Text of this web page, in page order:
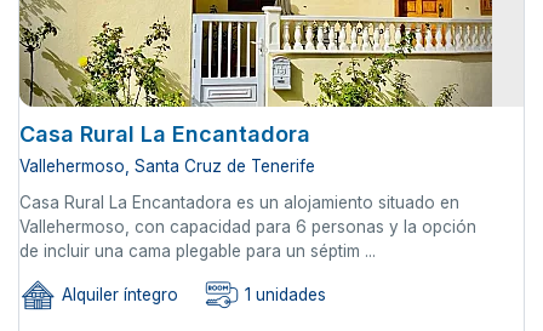
Casa Rural La Encantadora
Vallehermoso, Santa Cruz de Tenerife
Casa Rural La Encantadora es un alojamiento situado en
Vallehermoso, con capacidad para 6 personas y la opción
de incluir una cama plegable para un séptim ...
Alquiler íntegro 1 unidades